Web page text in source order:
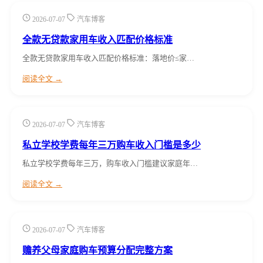
2026-07-07 汽车博客
全款无贷款家用车收入匹配价格标准
全款无贷款家用车收入匹配价格标准：落地价≤家…
阅读全文 →
2026-07-07 汽车博客
私立学校学费每年三万购车收入门槛是多少
私立学校学费每年三万，购车收入门槛建议家庭年…
阅读全文 →
2026-07-07 汽车博客
赡养父母家庭购车预算分配完整方案